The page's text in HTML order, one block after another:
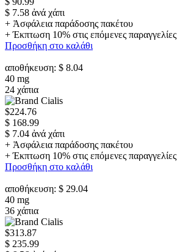
$ 7.58 ἀνά χάπι
+ Ἀσφάλεια παράδοσης πακέτου
+ Έκπτωση 10% στις επόμενες παραγγελίες
Προσθήκη στο καλάθι
αποθήκευση: $ 8.04
40 mg
24 χάπια
$224.76
$ 168.99
$ 7.04 ἀνά χάπι
+ Ἀσφάλεια παράδοσης πακέτου
+ Έκπτωση 10% στις επόμενες παραγγελίες
Προσθήκη στο καλάθι
αποθήκευση: $ 29.04
40 mg
36 χάπια
$313.87
$ 235.99